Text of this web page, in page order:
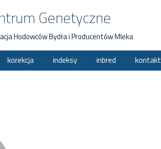
Genetyczne
Hodowców Bydła i Producentów Mleka
korekcja indeksy inbred kontakt